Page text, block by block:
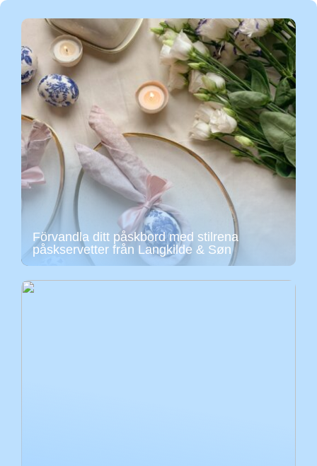
Förvandla ditt påskbord med stilrena
påskservetter från Langkilde & Søn